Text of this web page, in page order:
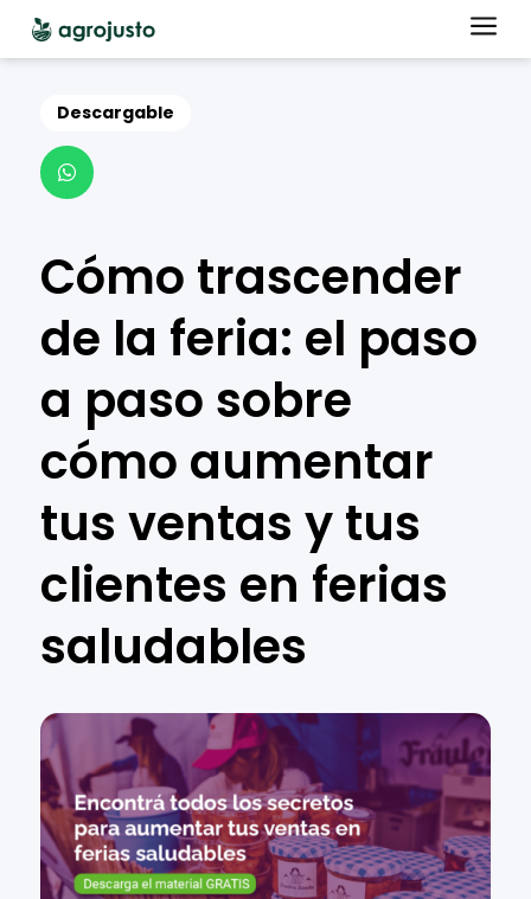
a
Descargable

Cómo trascender
de la feria: el paso
a paso sobre
cómo aumentar
tus ventas y tus
clientes en ferias
saludables